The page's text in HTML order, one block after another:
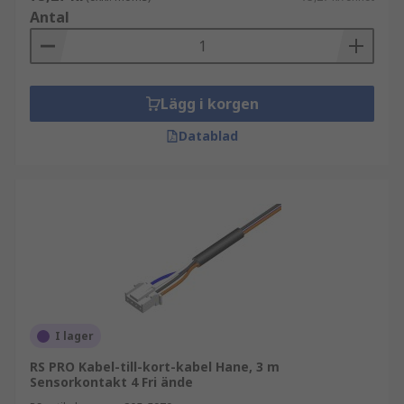
Antal
Lägg i korgen
Datablad
I lager
RS PRO Kabel-till-kort-kabel Hane, 3 m
Sensorkontakt 4 Fri ände